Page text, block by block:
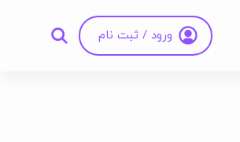
ورود / ثبت نام